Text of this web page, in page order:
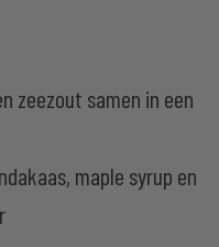
zeezout samen in een
maple syrup en